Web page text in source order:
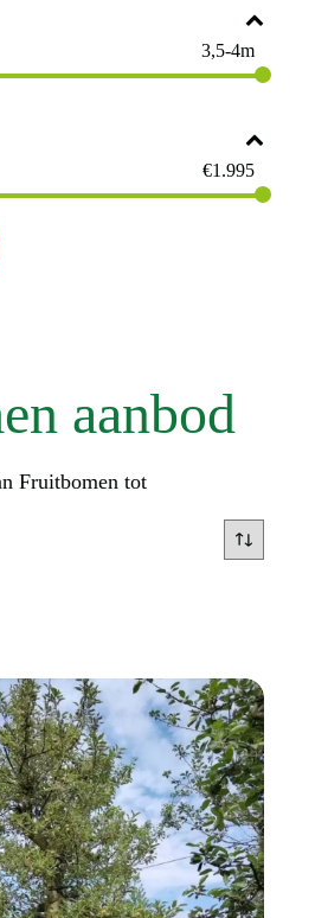
aanbod
Fruitbomen tot
3,5-4m
€1.995